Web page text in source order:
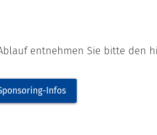
entnehmen Sie bitte den
Infos